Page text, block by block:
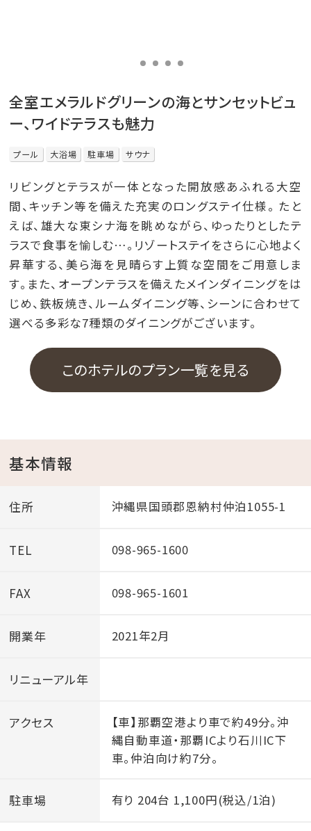
全室エメラルドグリーンの海とサンセットビュ
ー、ワイドテラスも魅力
プール 大浴場 駐車場 サウナ
リビングとテラスが一体となった開放感あふれる大空
間、キッチン等を備えた充実のロングステイ仕様。 たと
えば、雄大な東シナ海を眺めながら、ゆったりとしたテ
ラスで食事を愉しむ…。リゾートステイをさらに心地よく
昇華する、美ら海を見晴らす上質な空間をご用意しま
す。また、オープンテラスを備えたメインダイニングをは
じめ、鉄板焼き、ルームダイニング等、シーンに合わせて
選べる多彩な7種類のダイニングがございます。
このホテルのプラン一覧を見る
基本情報
住所 沖縄県国頭郡恩納村仲泊1055-1
TEL 098-965-1600
FAX 098-965-1601
開業年 2021年2月
リニューアル年
アクセス
【車】那覇空港より車で約49分。沖
縄自動車道・那覇ICより石川IC下
車。仲泊向け約7分。
駐車場 有り 204台 1,100円(税込/1泊)